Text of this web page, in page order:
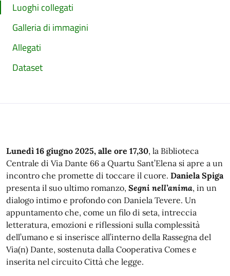
Luoghi collegati
Galleria di immagini
Allegati
Dataset
Lunedì 16 giugno 2025, alle ore 17,30, la Biblioteca
Centrale di Via Dante 66 a Quartu Sant’Elena si apre a un
incontro che promette di toccare il cuore. Daniela Spiga
presenta il suo ultimo romanzo, Segni nell’anima, in un
dialogo intimo e profondo con Daniela Tevere. Un
appuntamento che, come un filo di seta, intreccia
letteratura, emozioni e riflessioni sulla complessità
dell’umano e si inserisce all’interno della Rassegna del
Via(n) Dante, sostenuta dalla Cooperativa Comes e
inserita nel circuito Città che legge.